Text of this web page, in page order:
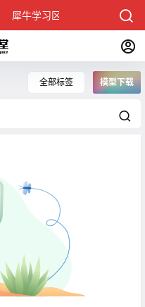
犀牛学习区
全部标签 模型下载